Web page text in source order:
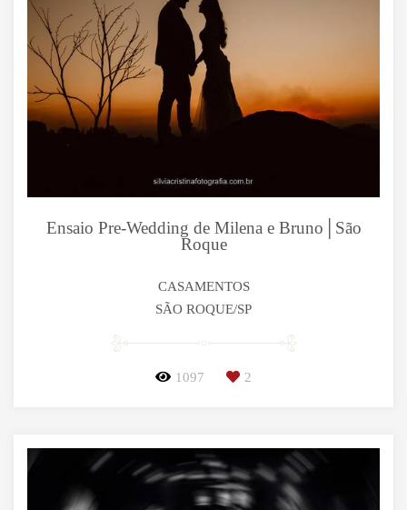
Ensaio Pre-Wedding de Milena e Bruno│São
Roque
CASAMENTOS
SÃO ROQUE/SP
1097 2